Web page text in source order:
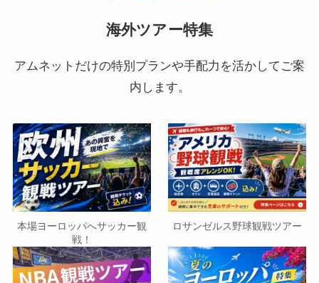
海外ツアー特集
アムネットだけの特別プランや手配力を活かしてご案
内します。
本場ヨーロッパへサッカー観
戦！
ロサンゼルス野球観戦ツアー